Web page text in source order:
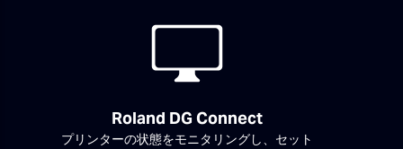
Roland DG Connect
プリンターの状態をモニタリングし、セット